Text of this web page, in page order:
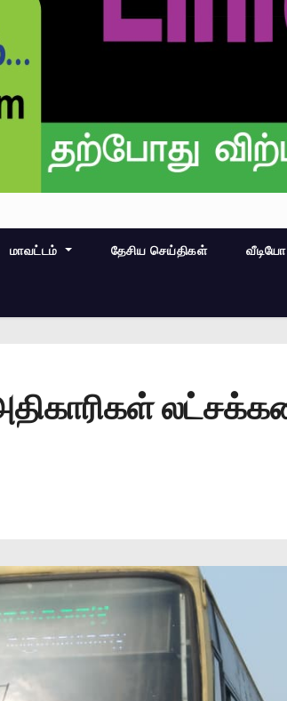
மாவட்டம் தேசிய செய்திகள் வீடியோ